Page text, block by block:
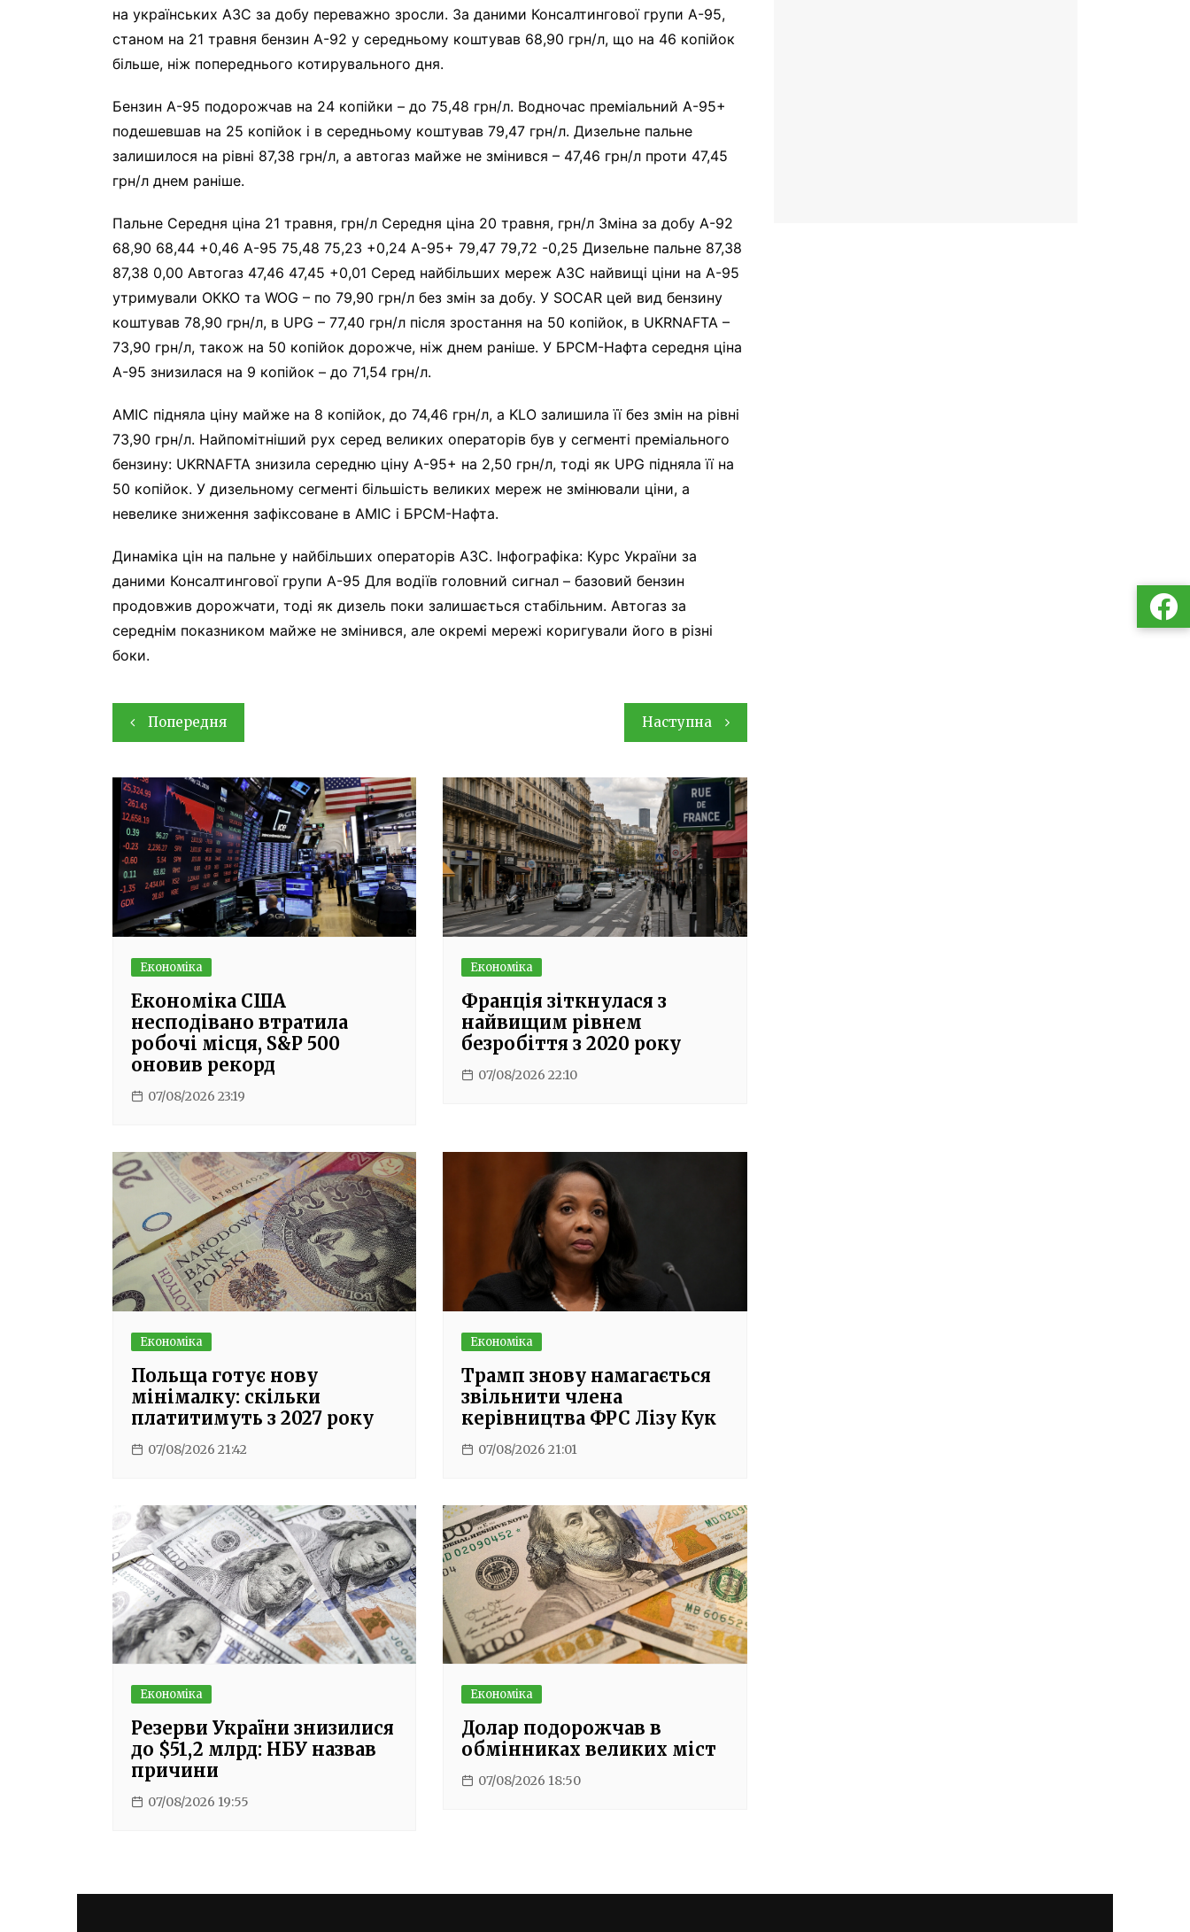
на українських АЗС за добу переважно зросли. За даними Консалтингової групи А-95,
станом на 21 травня бензин А-92 у середньому коштував 68,90 грн/л, що на 46 копійок
більше, ніж попереднього котирувального дня.
Бензин А-95 подорожчав на 24 копійки – до 75,48 грн/л. Водночас преміальний А-95+
подешевшав на 25 копійок і в середньому коштував 79,47 грн/л. Дизельне пальне
залишилося на рівні 87,38 грн/л, а автогаз майже не змінився – 47,46 грн/л проти 47,45
грн/л днем раніше.
Пальне Середня ціна 21 травня, грн/л Середня ціна 20 травня, грн/л Зміна за добу А-92
68,90 68,44 +0,46 А-95 75,48 75,23 +0,24 А-95+ 79,47 79,72 -0,25 Дизельне пальне 87,38
87,38 0,00 Автогаз 47,46 47,45 +0,01 Серед найбільших мереж АЗС найвищі ціни на А-95
утримували ОККО та WOG – по 79,90 грн/л без змін за добу. У SOCAR цей вид бензину
коштував 78,90 грн/л, в UPG – 77,40 грн/л після зростання на 50 копійок, в UKRNAFTA –
73,90 грн/л, також на 50 копійок дорожче, ніж днем раніше. У БРСМ-Нафта середня ціна
А-95 знизилася на 9 копійок – до 71,54 грн/л.
AMIC підняла ціну майже на 8 копійок, до 74,46 грн/л, а KLO залишила її без змін на рівні
73,90 грн/л. Найпомітніший рух серед великих операторів був у сегменті преміального
бензину: UKRNAFTA знизила середню ціну А-95+ на 2,50 грн/л, тоді як UPG підняла її на
50 копійок. У дизельному сегменті більшість великих мереж не змінювали ціни, а
невелике зниження зафіксоване в AMIC і БРСМ-Нафта.
Динаміка цін на пальне у найбільших операторів АЗС. Інфографіка: Курс України за
даними Консалтингової групи А-95 Для водіїв головний сигнал – базовий бензин
продовжив дорожчати, тоді як дизель поки залишається стабільним. Автогаз за
середнім показником майже не змінився, але окремі мережі коригували його в різні
боки.
Навігація
записів
Попередня Наступна
Економіка
Економіка США
несподівано втратила
робочі місця, S&P 500
оновив рекорд
07/08/2026 23:19
Економіка
Франція зіткнулася з
найвищим рівнем
безробіття з 2020 року
07/08/2026 22:10
Економіка
Польща готує нову
мінімалку: скільки
платитимуть з 2027 року
07/08/2026 21:42
Економіка
Трамп знову намагається
звільнити члена
керівництва ФРС Лізу Кук
07/08/2026 21:01
Економіка
Резерви України знизилися
до $51,2 млрд: НБУ назвав
причини
07/08/2026 19:55
Економіка
Долар подорожчав в
обмінниках великих міст
07/08/2026 18:50